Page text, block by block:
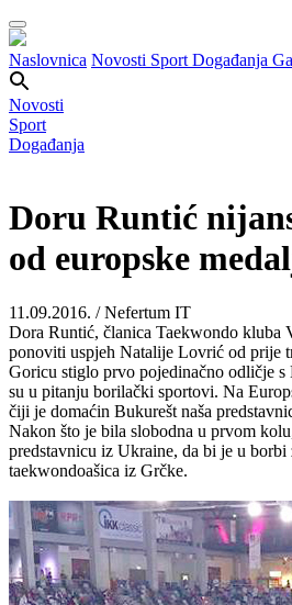
Naslovnica Novosti Sport Događanja
Novosti
Sport
Događanja
Doru Runtić
od europske
11.09.2016. / Nefertum IT
Dora Runtić, članica Taekwondo kluba
ponoviti uspjeh Natalije Lovrić od prije
Goricu stiglo prvo pojedinačno odličje s
su u pitanju borilački sportovi. Na
čiji je domaćin Bukurešt naša
Nakon što je bila slobodna u prvom
predstavnicu iz Ukraine, da bi je u borbi
taekwondoašica iz Grčke.